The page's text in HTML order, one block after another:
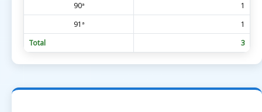
90ª
1
91ª
1
Total
3